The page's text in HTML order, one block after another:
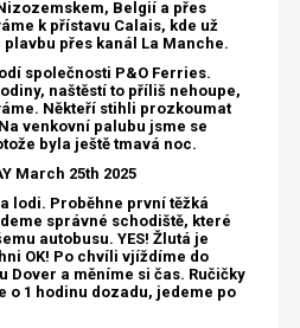
Belgií a přes
k přístavu Calais, kde už
přes kanál La Manche.
společnosti P&O Ferries.
naštěstí to příliš nehoupe,
Někteří stihli prozkoumat
venkovní palubu jsme se
byla ještě tmavá noc.
March 25th 2025
lodi. Proběhne první těžká
správné schodiště, které
autobusu. YES! Žlutá je
OK! Po chvíli vjíždíme do
Dover a měníme si čas. Ručičky
o 1 hodinu dozadu, jedeme po